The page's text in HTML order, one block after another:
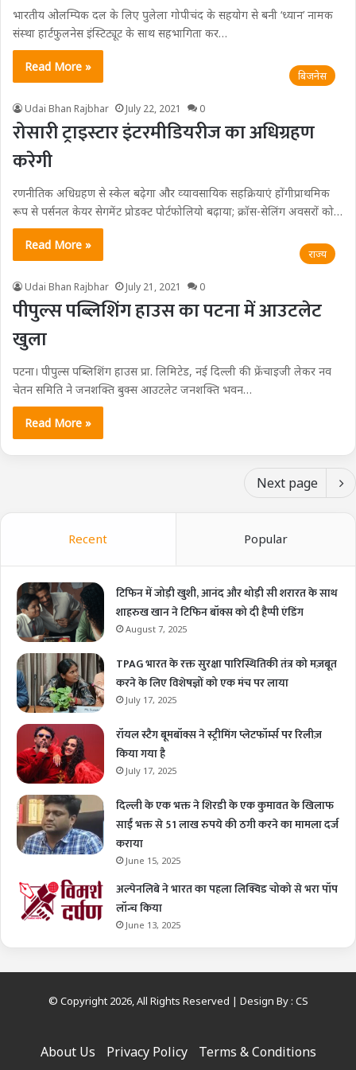
भारतीय ओलम्पिक दल के लिए पुलेला गोपीचंद के सहयोग से बनी ‘ध्यान’ नामक
संस्था हार्टफुलनेस इंस्टिट्यूट के साथ सहभागिता कर…
Read More »
बिजनेस
Udai Bhan Rajbhar July 22, 2021 0
रोसारी ट्राइस्टार इंटरमीडियरीज का अधिग्रहण
करेगी
रणनीतिक अधिग्रहण से स्‍केल बढ़ेगा और व्‍यावसायिक सहक्रियाएं होंगीप्राथमिक
रूप से पर्सनल केयर सेगमेंट प्रोडक्‍ट पोर्टफोलियो बढ़ाया; क्रॉस-सेलिंग अवसरों को…
Read More »
राज्य
Udai Bhan Rajbhar July 21, 2021 0
पीपुल्स पब्लिशिंग हाउस का पटना में आउटलेट
खुला
पटना। पीपुल्स पब्लिशिंग हाउस प्रा. लिमिटेड, नई दिल्ली की फ्रेंचाइजी लेकर नव
चेतन समिति ने जनशक्ति बुक्स आउटलेट जनशक्ति भवन…
Read More »
Next page
Recent Popular
टिफिन में जोड़ी खुशी, आनंद और थोड़ी सी शरारत के साथ
शाहरुख खान ने टिफिन बॉक्स को दी हैप्पी एंडिंग
August 7, 2025
TPAG भारत के रक्त सुरक्षा पारिस्थितिकी तंत्र को मज़बूत
करने के लिए विशेषज्ञों को एक मंच पर लाया
July 17, 2025
रॉयल स्टैग बूमबॉक्स ने स्ट्रीमिंग प्लेटफॉर्म्स पर रिलीज़
किया गया है
July 17, 2025
दिल्ली के एक भक्त ने शिरडी के एक कुमावत के खिलाफ
साईं भक्त से 51 लाख रुपये की ठगी करने का मामला दर्ज
कराया
June 15, 2025
अल्पेनलिबे ने भारत का पहला लिक्विड चोको से भरा पॉप
लॉन्च किया
June 13, 2025
© Copyright 2026, All Rights Reserved | Design By : CS
About Us Privacy Policy
Terms & Conditions